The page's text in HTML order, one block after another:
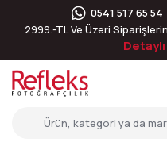
0541 517 65 54
2999.-TL Ve Üzeri